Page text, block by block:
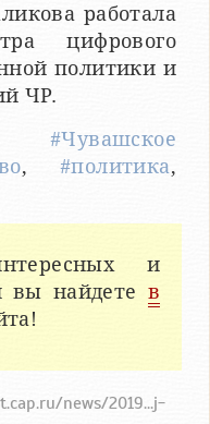
работала
цифрового
политики и
ЧР.
#Чувашское
, #политика,
и
вы найдете в
news/2019...j-